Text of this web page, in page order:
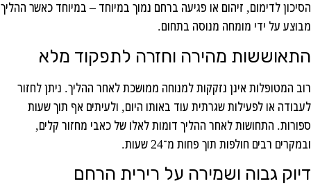
הסיכון לדימום, זיהום או פגיעה ברחם נמוך במיוחד – במיוחד כאשר ההליך
מבוצע על ידי מומחה מנוסה בתחום.
התאוששות מהירה וחזרה לתפקוד מלא
רוב המטופלות אינן נזקקות למנוחה ממושכת לאחר ההליך. ניתן לחזור
לעבודה או לפעילות שגרתית עוד באותו היום, ולעיתים אף תוך שעות
ספורות. התחושות לאחר ההליך דומות לאלו של כאבי מחזור קלים,
ובמקרים רבים חולפות תוך פחות מ־24 שעות.
דיוק גבוה ושמירה על רירית הרחם